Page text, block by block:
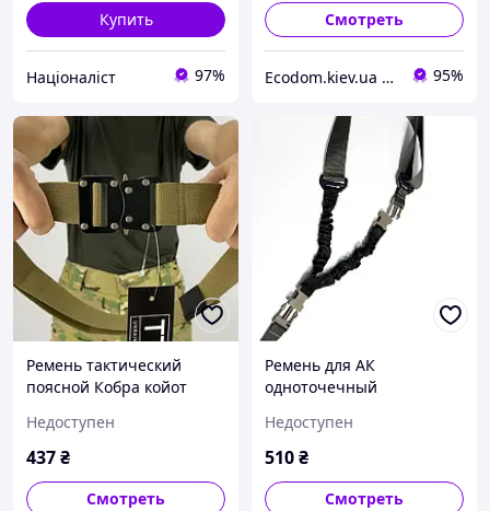
Купить
Націоналіст 97%
Смотреть
Еcodom.kiev.ua Интеренет-магазин 95%
Ремень тактический
поясной Кобра койот
Недоступен
437₴
Смотреть
Ремень для АК
одноточечный
сбросом олива (LE2149)
Недоступен
510₴
Смотреть